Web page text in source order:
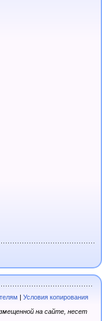
Условия копирования
на сайте, несет